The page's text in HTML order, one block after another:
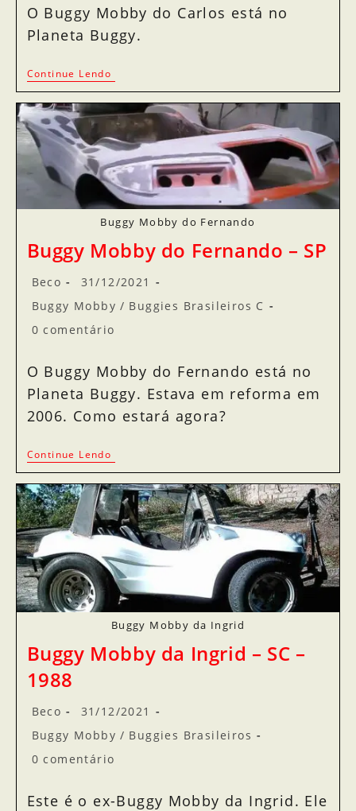
O Buggy Mobby do Carlos está no
Planeta Buggy.
Continue Lendo
Buggy Mobby do Fernando
Buggy Mobby do Fernando – SP
Beco
31/12/2021
Buggy Mobby / Buggies Brasileiros C
0 comentário
O Buggy Mobby do Fernando está no
Planeta Buggy. Estava em reforma em
2006. Como estará agora?
Continue Lendo
Buggy Mobby da Ingrid
Buggy Mobby da Ingrid – SC –
1988
Beco
31/12/2021
Buggy Mobby / Buggies Brasileiros
0 comentário
Este é o ex-Buggy Mobby da Ingrid. Ele